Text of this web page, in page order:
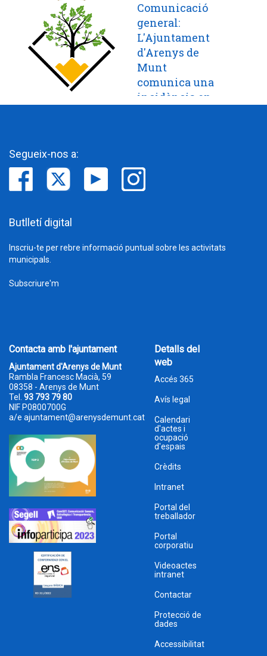
Comunicació
general:
L'Ajuntament
d'Arenys de
Munt
comunica una
incidència en
Segueix-nos a:
Butlletí digital
Inscriu-te per rebre informació puntual sobre les activitats
municipals.
Subscriure'm
Contacta amb l'ajuntament
Ajuntament d'Arenys de Munt
Rambla Francesc Macià, 59
08358 - Arenys de Munt
Tel. 93 793 79 80
NIF P0800700G
a/e ajuntament@arenysdemunt.cat
Detalls del
web
Accés 365
Avís legal
Calendari
d'actes i
ocupació
d'espais
Crèdits
Intranet
Portal del
treballador
Portal
corporatiu
Videoactes
intranet
Contactar
Protecció de
dades
Accessibilitat